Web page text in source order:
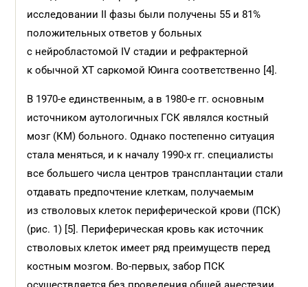
исследовании II фазы были получены 55 и 81%
положительных ответов у больных
с нейробластомой IV стадии и рефрактерной
к обычной ХТ саркомой Юинга соответственно [4].
В 1970-е единственным, а в ­1980-е гг. основным
источником аутологичных ГСК являлся костный
мозг (КМ) больного. Однако постепенно ситуация
стала меняться, и к началу 1990-х гг. специалисты
все большего числа центров трансплантации стали
отдавать предпочтение клеткам, получаемым
из стволовых клеток периферической крови (ПСК)
(рис. 1) [5]. Периферическая кровь как источник
стволовых клеток имеет ряд преимуществ перед
костным мозгом. Во-первых, забор ПСК